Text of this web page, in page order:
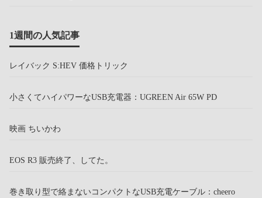
1週間の人気記事
レイバック S:HEV 価格トリック
小さくてハイパワーなUSB充電器：UGREEN Air 65W PD
映画 ちいかわ
EOS R3 販売終了、してた。
巻き取り型で絡まないコンパクトなUSB充電ケーブル：cheero